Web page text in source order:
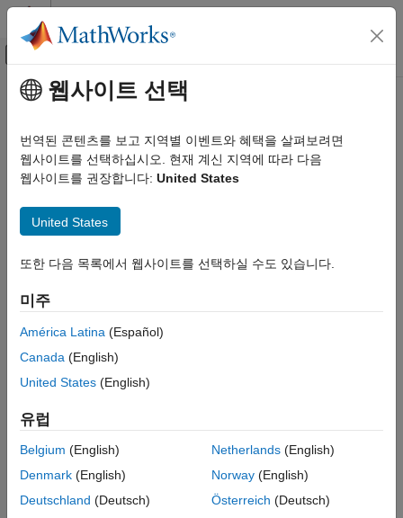
콘텐츠로 바로 가기
오프캔버스 탐색 메뉴 토글
문서 홈
그래픽스
레이블과 스타일 지정하기
좌표축 도구 모음 확장, 축소 또는 제거하기
내장된 상호 작용 활성화 또는 비활성화하기
내장된 상호 작용 사용자 지정하기
상호 작용 동작 사용자 지정하기
주요 콘텐츠
차트 상호 작용 제어하기
플로팅된 데이터를 대화형 방식으로 탐색하고 편집하여 데이터의
시각적 표시를 향상시키거나 데이터의 추가 정보를 나타낼 수
달라지지만, 일반적으로 확대/축소, 패닝, 회전, 데이터팁, 데이터
브러싱, 원래 뷰 복원이 포함됩니다.
일부 유형의 상호 작용은 좌표축 도구 모음을 통해 사용할 수
축 도구 모음 확장
버튼을 클릭하면 확장됩니다.
다른 상호 작용 유형(예: 끌어서 패닝 또는 스크롤하여 확대/축소)
이러한 상호 작용은 좌표축 도구 모음의 상호 작용과는 별개로
제어됩니다.
차트를 생성할 때 다음과 같이 여러 가지 방법으로 사용 가능한
상호 작용 모음을 제어할 수 있습니다.
웹사이트 선택
번역된 콘텐츠를 보고 지역별 이벤트와 혜택을 살펴보려면
웹사이트를 선택하십시오. 현재 계신 지역에 따라 다음
웹사이트를 권장합니다: United States
United States
또한 다음 목록에서 웹사이트를 선택하실 수도 있습니다.
미주
América Latina (Español)
Canada (English)
United States (English)
유럽
Belgium (English)
Denmark (English)
Deutschland (Deutsch)
Netherlands(English)
Norway(English)
Österreich (Deutsch)